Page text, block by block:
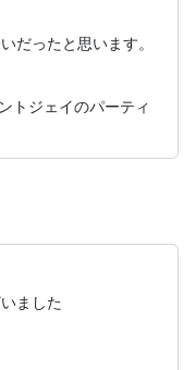
だったと思います。
トジェイのパーティ
ました